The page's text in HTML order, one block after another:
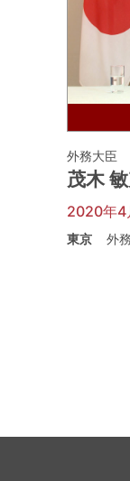
外務大臣
茂木
2020年4
東京 外